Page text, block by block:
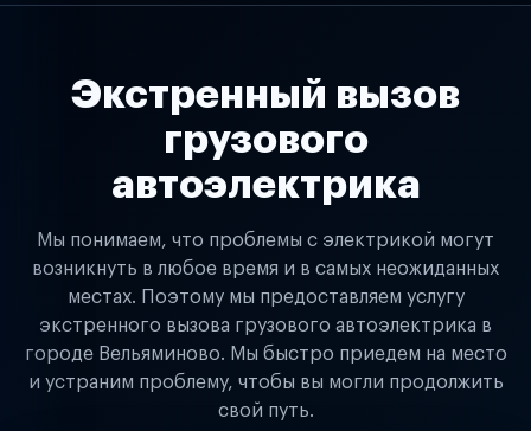
Экстренный вызов
грузового
автоэлектрика
Мы понимаем, что проблемы с электрикой могут
возникнуть в любое время и в самых неожиданных
местах. Поэтому мы предоставляем услугу
экстренного вызова грузового автоэлектрика в
городе Вельяминово. Мы быстро приедем на место
и устраним проблему, чтобы вы могли продолжить
свой путь.